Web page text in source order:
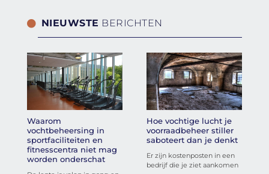
NIEUWSTE BERICHTEN
Waarom
vochtbeheersing in
sportfaciliteiten en
fitnesscentra niet mag
worden onderschat
Hoe vochtige lucht je
voorraadbeheer stiller
saboteert dan je denkt
Er zijn kostenposten in een
bedrijf die je ziet aankomen